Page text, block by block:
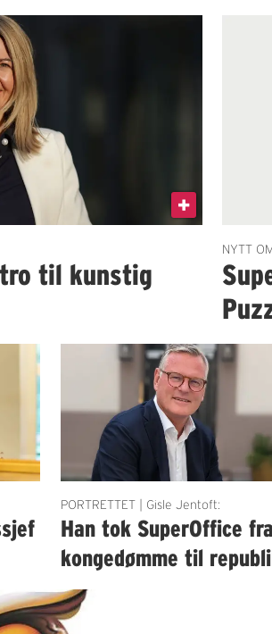
til kunstig
NYTT
PORTRETTET | Gisle Jentoft:
Han tok SuperOffice fra
kongedømme til